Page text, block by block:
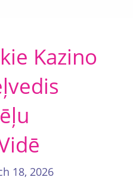
Kazino
18, 2026